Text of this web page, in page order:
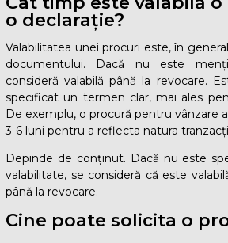
o declarație?
Valabilitatea unei procuri este, în
documentului. Dacă nu este
consideră valabilă până la revocare.
specificat un termen clar, mai ales
De exemplu, o procură pentru vânzare
3-6 luni pentru a reflecta natura
Depinde de conținut. Dacă nu este
valabilitate, se consideră că este
până la revocare.
Cine poate solicita o